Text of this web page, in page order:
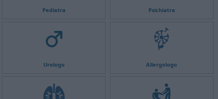
Pediatra Psichiatra
Urologo Allergologo